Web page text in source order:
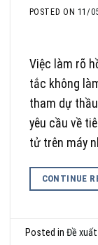
POSTED ON 11/
Việc làm rõ
tắc không
tham dự
yêu cầu về
tử trên máy
CONTINUE
Posted inĐề